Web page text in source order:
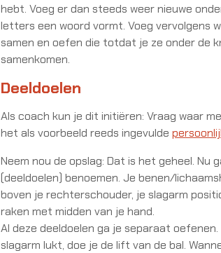
hebt. Voeg er dan steeds weer nieuwe
letters een woord vormt. Voeg vervolgens
samen en oefen die totdat je ze onder de
samenkomen.
Deeldoelen
Als coach kun je dit initiëren: Vraag waar
het als voorbeeld reeds ingevulde
Neem nou de opslag: Dat is het geheel. Nu
(deeldoelen) benoemen. Je benen/
boven je rechterschouder, je slagarm
raken met midden van je hand.
Al deze deeldoelen ga je separaat
slagarm lukt, doe je de lift van de bal.